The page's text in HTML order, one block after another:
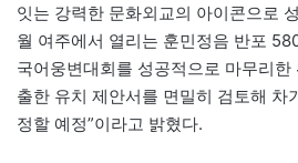
잇는 강력한 문화외교의 아이콘으로
월 여주에서 열리는 훈민정음 반포
국어웅변대회를 성공적으로 마무리한
출한 유치 제안서를 면밀히 검토해 차
정할 예정”이라고 밝혔다.